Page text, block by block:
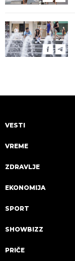
VESTI
VREME
ZDRAVLJE
EKONOMIJA
SPORT
SHOWBIZZ
PRIČE